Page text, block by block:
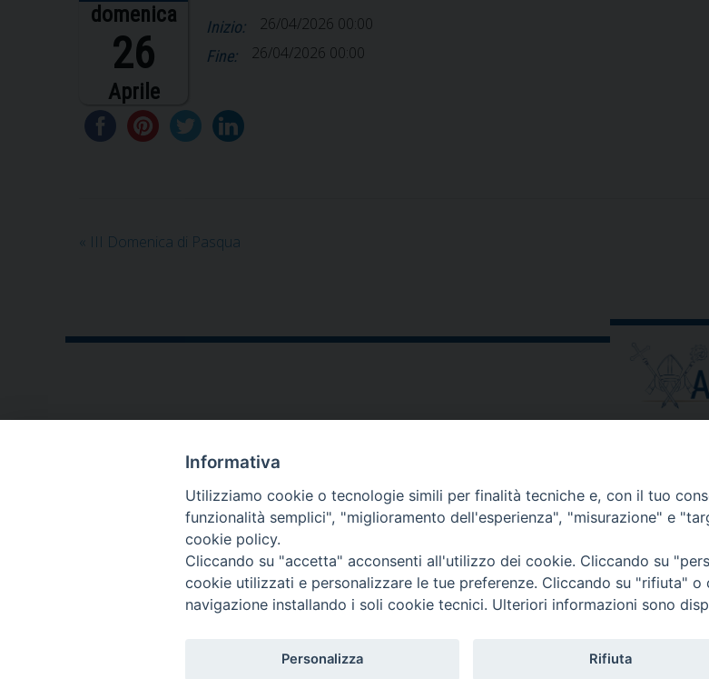
domenica
26
Aprile
Inizio: 26/04/2026 00:00
Fine: 26/04/2026 00:00
« III Domenica di Pasqua
76123 - Andria (BT)
diocesi@diocesiandria.org
+39 0883.593032
+39 0883.592596
Orari uffici
Calendario diocesano
Per invio di comunicati, notizie e segnalazioni scrivere a:
Informativa
Utilizziamo cookie o tecnologie simili per finalità tecniche e, con il tuo
funzionalità semplici", "miglioramento dell'esperienza", "misurazione" e
cookie policy.
Cliccando su "accetta" acconsenti all'utilizzo dei cookie. Cliccando su
cookie utilizzati e personalizzare le tue preferenze. Cliccando su "rifiuta"
navigazione installando i soli cookie tecnici. Ulteriori informazioni sono
Personalizza Rifiuta